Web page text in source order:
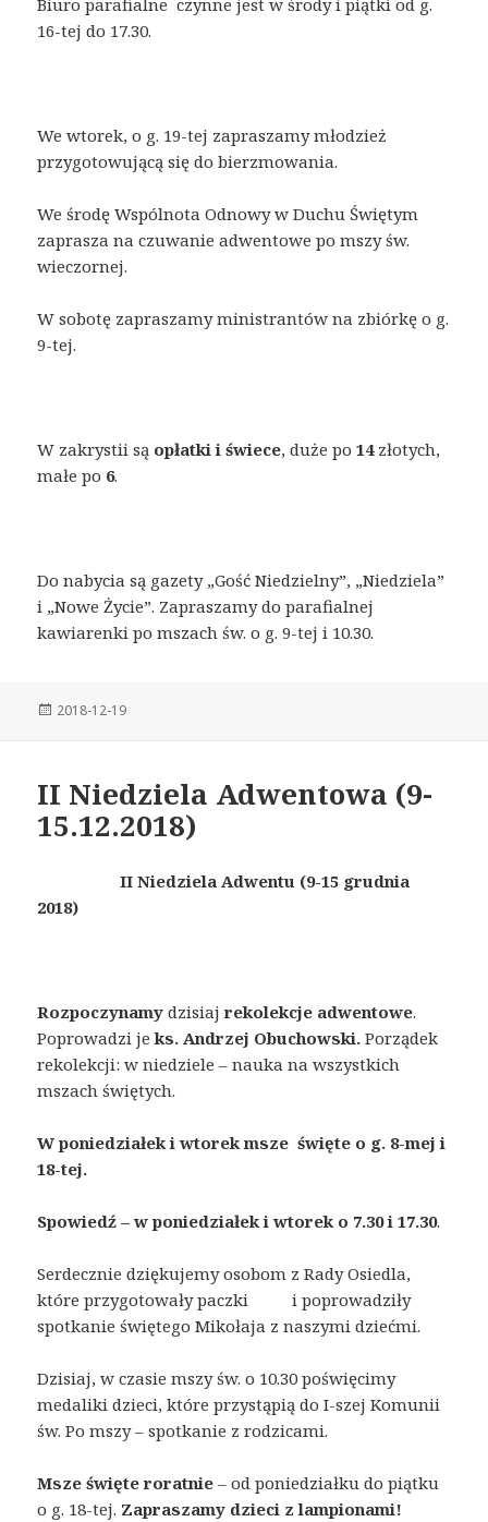
16-tej do 17.30.
We wtorek, o g. 19-tej zapraszamy młodzież
przygotowującą się do bierzmowania.
We środę Wspólnota Odnowy w Duchu Świętym
zaprasza na czuwanie adwentowe po mszy św.
wieczornej.
W sobotę zapraszamy ministrantów na zbiórkę o g.
9-tej.
W zakrystii są opłatki i świece, duże po14złotych,
małe po 6.
Do nabycia są gazety „Gość Niedzielny”, „Niedziela”
i „Nowe Życie”. Zapraszamy do parafialnej
kawiarenki po mszach św. o g. 9-tej i 10.30.
Posted
2018-12-19
II Niedziela Adwentowa (9-
15.12.2018)
II Niedziela Adwentu (9-15 grudnia
2018)
Rozpoczynamy dzisiajrekolekcje adwentowe.
Poprowadzi jeks. Andrzej Obuchowski. Porządek
rekolekcji: w niedziele – nauka na wszystkich
mszach świętych.
W poniedziałek i wtorek msze święte o g. 8-mej i
18-tej.
Spowiedź – w poniedziałek i wtorek o 7.30 i 17.30.
Serdecznie dziękujemy osobom z Rady Osiedla,
które przygotowały paczki i poprowadziły
spotkanie świętego Mikołaja z naszymi dziećmi.
Dzisiaj, w czasie mszy św. o 10.30 poświęcimy
medaliki dzieci, które przystąpią do I-szej Komunii
św. Po mszy – spotkanie z rodzicami.
Msze święte roratnie – od poniedziałku do piątku
o g. 18-tej. Zapraszamy dzieci z lampionami!